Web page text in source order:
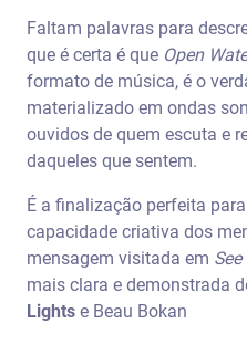
Faltam palavras para
que é certa é que Open
formato de música, é o
materializado em ondas
ouvidos de quem escuta e
daqueles que sentem.
É a finalização perfeita
capacidade criativa dos
mensagem visitada em
mais clara e demonstrada
Lights e Beau Bokan